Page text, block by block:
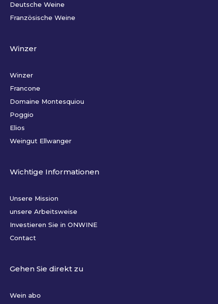
Deutsche Weine
Französische Weine
Winzer
Winzer
Francone
Domaine Montesquiou
Poggio
Elios
Weingut Ellwanger
Wichtige Informationen
Unsere Mission
unsere Arbeitsweise
Investieren Sie in ONWINE
Contact
Gehen Sie direkt zu
Wein abo